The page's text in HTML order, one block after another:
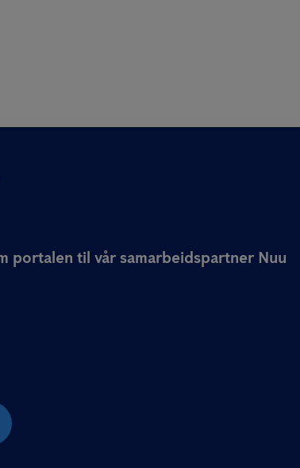
portalen til vår samarbeidspartner Nuu